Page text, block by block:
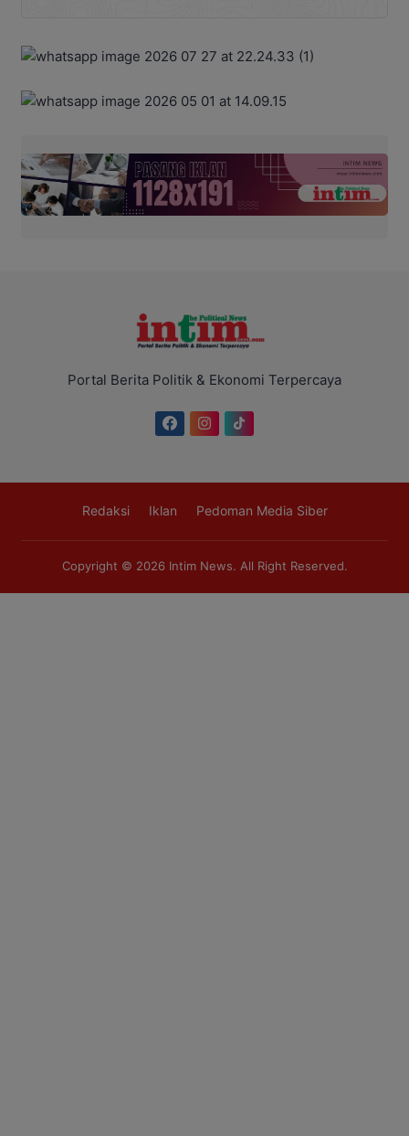
Portal Berita Politik & Ekonomi Terpercaya
Redaksi Iklan Pedoman Media Siber
Copyright © 2026 Intim News. All Right Reserved.